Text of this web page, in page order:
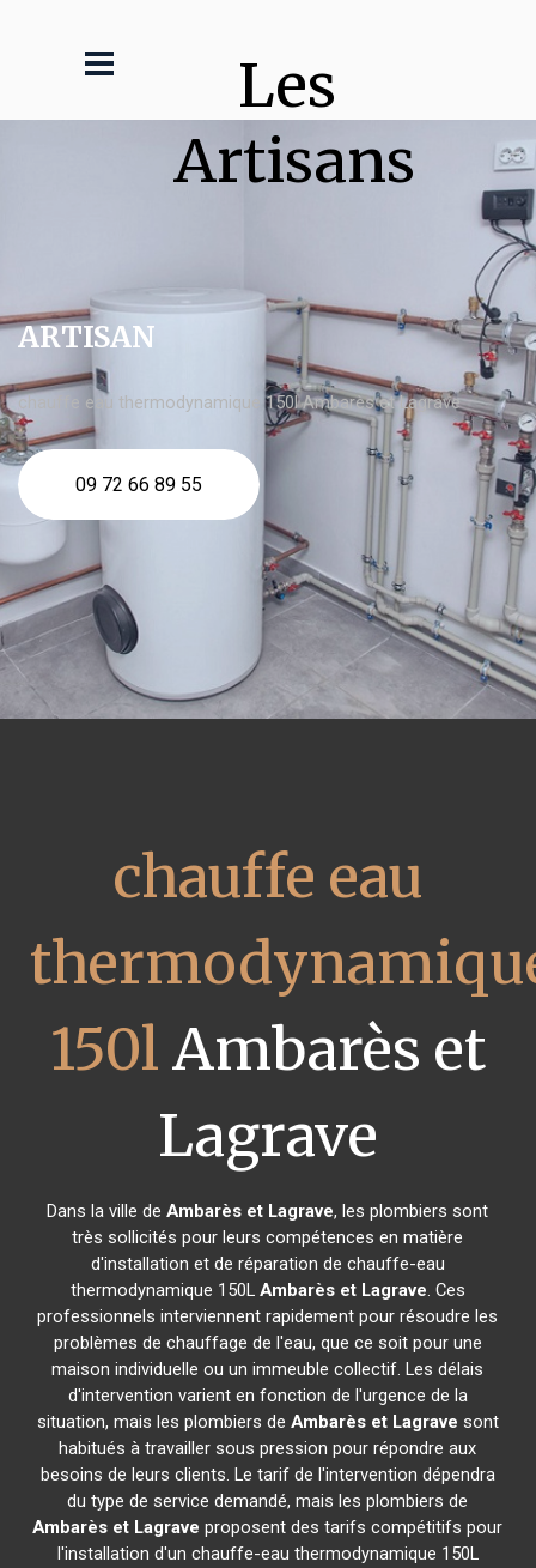
Les
Artisans
ARTISAN
chauffe eau thermodynamique 150l Ambarès et Lagrave
09 72 66 89 55
chauffe eau
150l Ambarès et
Lagrave
Dans la ville deAmbarès et Lagrave, les plombiers sont
très sollicités pour leurs compétences en matière
d'installation et de réparation de chauffe-eau
thermodynamique 150L Ambarès et Lagrave. Ces
professionnels interviennent rapidement pour résoudre les
problèmes de chauffage de l'eau, que ce soit pour une
maison individuelle ou un immeuble collectif. Les délais
d'intervention varient en fonction de l'urgence de la
situation, mais les plombiers de Ambarès et Lagrave sont
habitués à travailler sous pression pour répondre aux
besoins de leurs clients. Le tarif de l'intervention dépendra
du type de service demandé, mais les plombiers de
Ambarès et Lagrave proposent des tarifs compétitifs pour
l'installation d'un chauffe-eau thermodynamique 150L